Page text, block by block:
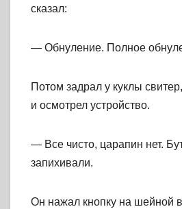
сказал:
— Обнуление. Полное
Потом задрал у куклы
и осмотрел устройство.
— Все чисто, царапин нет.
запихивали.
Он нажал кнопку на шейной